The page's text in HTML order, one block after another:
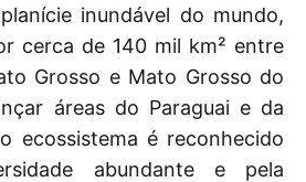
inundável do mundo,
cerca de 140 mil km² entre
Grosso e Mato Grosso do
áreas do Paraguai e da
ecossistema é reconhecido
abundante e pela